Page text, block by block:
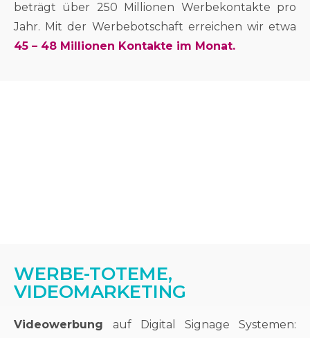
beträgt über 250 Millionen Werbekontakte pro
Jahr. Mit der Werbebotschaft erreichen wir etwa
45 – 48 Millionen Kontakte im Monat.
WERBE-TOTEME,
VIDEOMARKETING
Videowerbung auf Digital Signage Systemen: